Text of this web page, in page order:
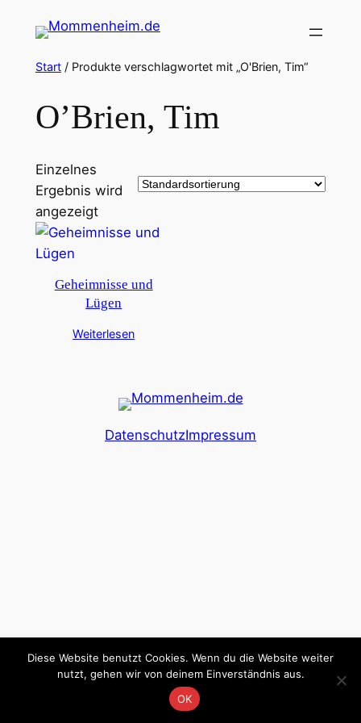
Inhalt
springen
Start/ Produkte verschlagwortet mit „O'Brien, Tim“
O’Brien, Tim
Einzelnes
Ergebnis wird
angezeigt
Geheimnisse und
Lügen
Weiterlesen
DatenschutzImpressum
Diese Website benutzt Cookies. Wenn du die Website weiter
nutzt, gehen wir von deinem Einverständnis aus.
OK